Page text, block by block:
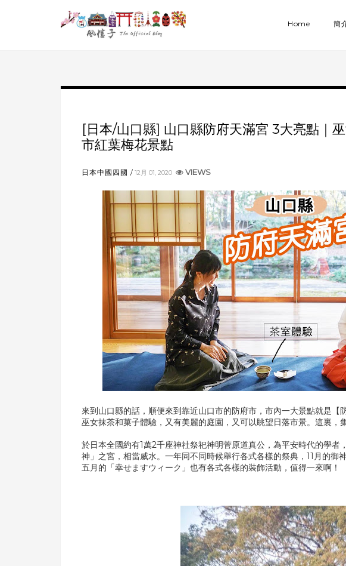
Home 簡
[日本/山口縣] 山口縣防府天滿宮 3大亮點｜
市紅葉梅花景點
日本中國四國 12月 01, 2020 VIEWS
來到山口縣的話，順便來到靠近山口市的防府市，市內一大景點就是【
巫女抹茶和菓子體驗，又有美麗的庭園，又可以眺望日落市景。這裏，
於日本全國約有1萬2千座神社祭祀神明菅原道真公，為平安時代的學者
神」之宮，相當威水。一年同不同時候舉行各式各樣的祭典，11月的御
五月的「幸せますウィーク」也有各式各樣的裝飾活動，值得一來啊！